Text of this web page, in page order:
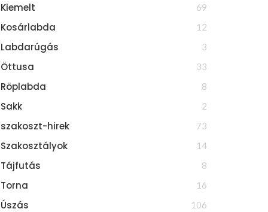
Kiemelt 69
Kosárlabda 12
Labdarúgás 3
Öttusa 33
Röplabda 8
Sakk 2
szakoszt-hirek 73
Szakosztályok 14
Tájfutás 8
Torna 16
Úszás 106